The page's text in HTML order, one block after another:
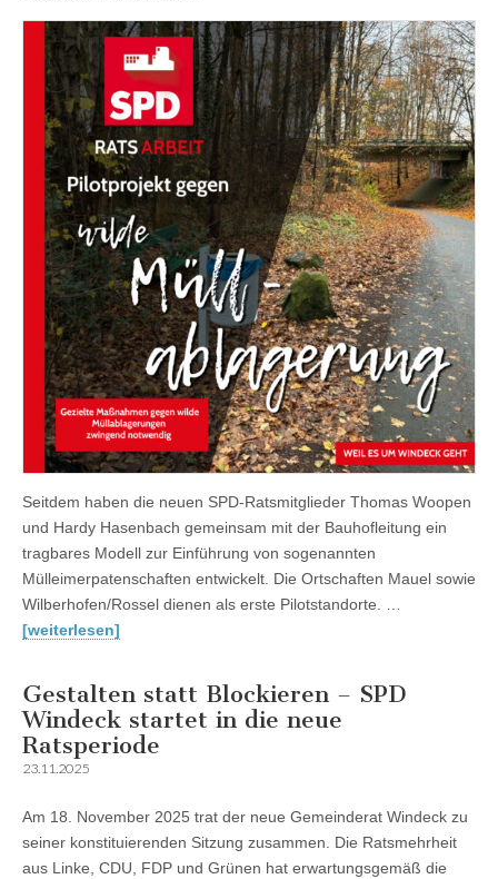
Seitdem haben die neuen SPD-Ratsmitglieder Thomas Woopen
und Hardy Hasenbach gemeinsam mit der Bauhofleitung ein
tragbares Modell zur Einführung von sogenannten
Mülleimerpatenschaften entwickelt. Die Ortschaften Mauel sowie
Wilberhofen/Rossel dienen als erste Pilotstandorte. …
[weiterlesen]
Gestalten statt Blockieren – SPD
Windeck startet in die neue
Ratsperiode
23.11.2025
Am 18. November 2025 trat der neue Gemeinderat Windeck zu
seiner konstituierenden Sitzung zusammen. Die Ratsmehrheit
aus Linke, CDU, FDP und Grünen hat erwartungsgemäß die